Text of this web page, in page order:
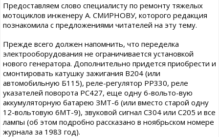
Предоставляем слово специалисту по ремонту тяжелых
мотоциклов инженеру А. СМИРНОВУ, которого редакция
познакомила с предложениями читателей на эту тему.
Прежде всего должен напомнить, что переделка
электрооборудования не ограничивается установкой
нового генератора. Дополнительно придется приобрести и
смонтировать катушку зажигания В204 (или
автомобильную Б115), реле-регулятор РР330, реле
указателей поворота РС427, еще одну 6-вольто-вую
аккумуляторную батарею ЗМТ-6 (или вместо старой одну
12-вольтовую 6МТ-9), звуковой сигнал С304 или С205 и все
лампы (об этом подробно рассказано в ноябрьском номере
журнала за 1983 год).